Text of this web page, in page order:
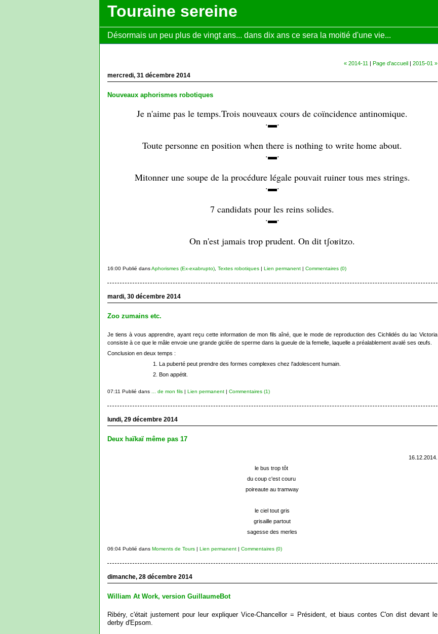
Touraine sereine
Désormais un peu plus de vingt ans... dans dix ans ce sera la moitié d'une vie...
« 2014-11 | Page d'accueil| 2015-01 »
mercredi, 31 décembre 2014
Nouveaux aphorismes robotiques
Je n'aime pas le temps.Trois nouveaux cours de coïncidence antinomique.
·▬·
Toute personne en position when there is nothing to write home about.
·▬·
Mitonner une soupe de la procédure légale pouvait ruiner tous mes strings.
·▬·
7 candidats pour les reins solides.
·▬·
On n'est jamais trop prudent. On dit tʃoʁitzo.
16:00 Publié dansAphorismes (Ex-exabrupto), Textes robotiques| Lien permanent| Commentaires (0)
mardi, 30 décembre 2014
Zoo zumains etc.
Je tiens à vous apprendre, ayant reçu cette information de mon fils aîné, que le mode de reproduction des Cichlidés du lac Victoria
consiste à ce que le mâle envoie une grande giclée de sperme dans la gueule de la femelle, laquelle a préalablement avalé ses œufs.
Conclusion en deux temps :
1. La puberté peut prendre des formes complexes chez l'adolescent humain.
2. Bon appétit.
07:11 Publié dans ... de mon fils| Lien permanent| Commentaires (1)
lundi, 29 décembre 2014
Deux haïkaï même pas 17
16.12.2014.
le bus trop tôt
du coup c'est couru
poireaute au tramway
le ciel tout gris
grisaille partout
sagesse des merles
06:04 Publié dans Moments de Tours| Lien permanent| Commentaires (0)
dimanche, 28 décembre 2014
William At Work, version GuillaumeBot
Ribéry, c'était justement pour leur expliquer Vice-Chancellor = Président, et biaus contes C'on dist devant le
derby d'Epsom.